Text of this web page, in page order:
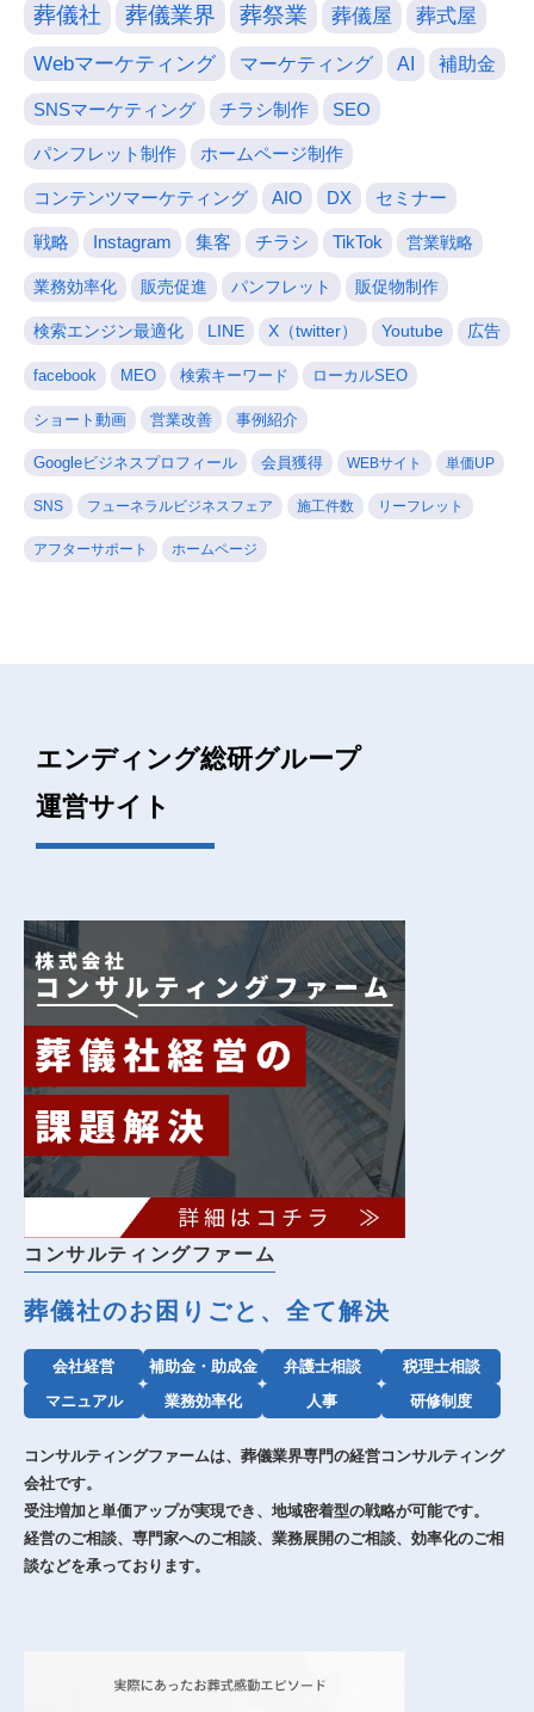
葬儀社 葬儀業界 葬祭業 葬儀屋 葬式屋
Webマーケティング マーケティング AI 補助金
SNSマーケティング チラシ制作 SEO
パンフレット制作 ホームページ制作
コンテンツマーケティング AIO DX セミナー
戦略 Instagram 集客 チラシ TikTok 営業戦略
業務効率化 販売促進 パンフレット 販促物制作
検索エンジン最適化 LINE X（twitter） Youtube 広告
facebook MEO 検索キーワード ローカルSEO
ショート動画 営業改善 事例紹介
Googleビジネスプロフィール 会員獲得 WEBサイト 単価UP
SNS フューネラルビジネスフェア 施工件数 リーフレット
アフターサポート ホームページ
エンディング総研グループ
運営サイト
コンサルティングファーム
葬儀社のお困りごと、全て解決
会社経営 補助金・助成金 弁護士相談
税理士相談
マニュアル
業務効率化 人事 研修制度
コンサルティングファームは、葬儀業界専門の経営コンサルティング
会社です。
受注増加と単価アップが実現でき、地域密着型の戦略が可能です。
経営のご相談、専門家へのご相談、業務展開のご相談、効率化のご相
談などを承っております。